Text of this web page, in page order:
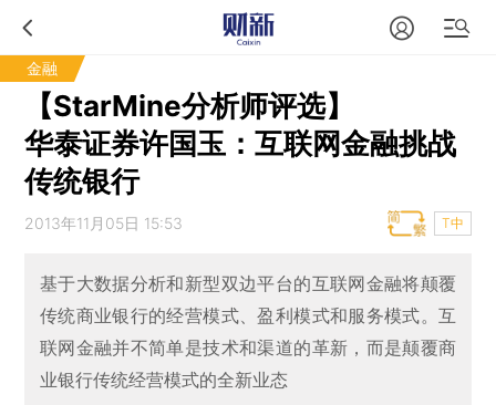
金融
【StarMine分析师评选】
华泰证券许国玉：互联网金融挑战
传统银行
2013年11月05日 15:53 T中
基于大数据分析和新型双边平台的互联网金融将颠覆
传统商业银行的经营模式、盈利模式和服务模式。互
联网金融并不简单是技术和渠道的革新，而是颠覆商
业银行传统经营模式的全新业态